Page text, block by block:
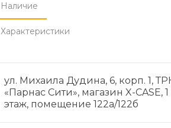
Наличие
Характеристики
ул. Михаила Дудина, 6, корп. 1,
«Парнас Сити», магазин X-CASE, 1
этаж, помещение 122а/122б